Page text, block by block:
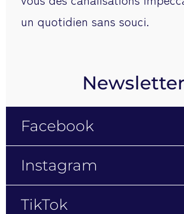
Newsletter
un quotidien sans souci.
Facebook
Instagram
TikTok